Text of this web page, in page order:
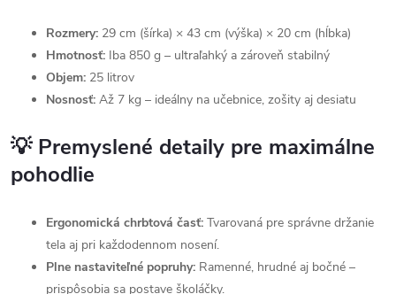
Rozmery: 29 cm (šírka) × 43 cm (výška) × 20 cm (hĺbka)
Hmotnosť: Iba 850 g – ultraľahký a zároveň stabilný
Objem: 25 litrov
Nosnosť: Až 7 kg – ideálny na učebnice, zošity aj desiatu
💡 Premyslené detaily pre maximálne
pohodlie
Ergonomická chrbtová časť: Tvarovaná pre správne držanie
tela aj pri každodennom nosení.
Plne nastaviteľné popruhy: Ramenné, hrudné aj bočné –
prispôsobia sa postave školáčky.